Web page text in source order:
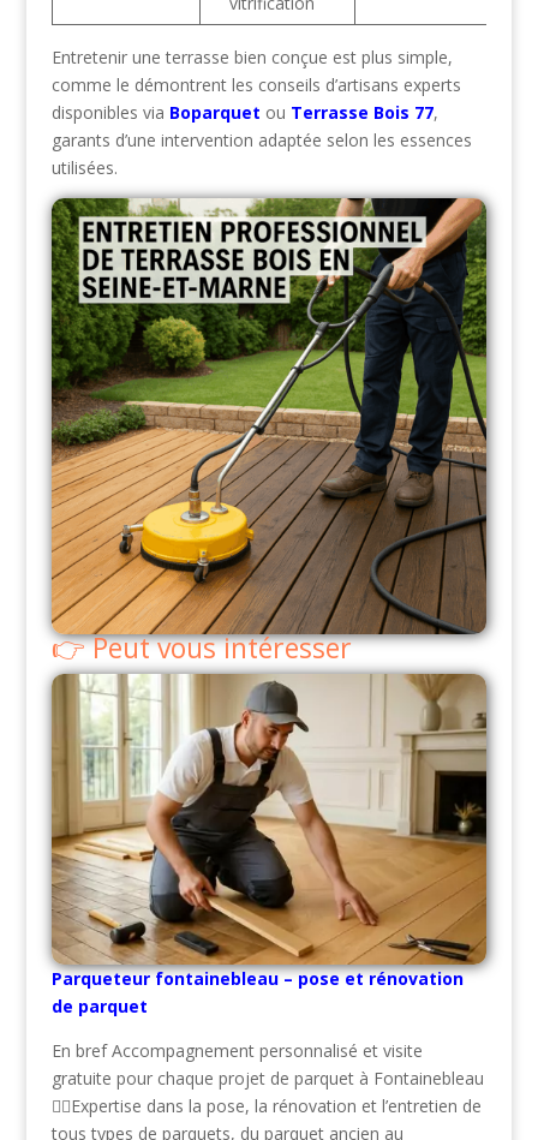
Entretenir une terrasse bien conçue est plus simple,
comme le démontrent les conseils d’artisans experts
disponibles via Boparquet ou Terrasse Bois 77,
garants d’une intervention adaptée selon les essences
utilisées.
Peut vous intéresser
Parqueteur fontainebleau – pose et rénovation
de parquet
En bref Accompagnement personnalisé et visite
gratuite pour chaque projet de parquet à Fontainebleau
👷‍♂️Expertise dans la pose, la rénovation et l’entretien de
tous types de parquets, du parquet ancien au